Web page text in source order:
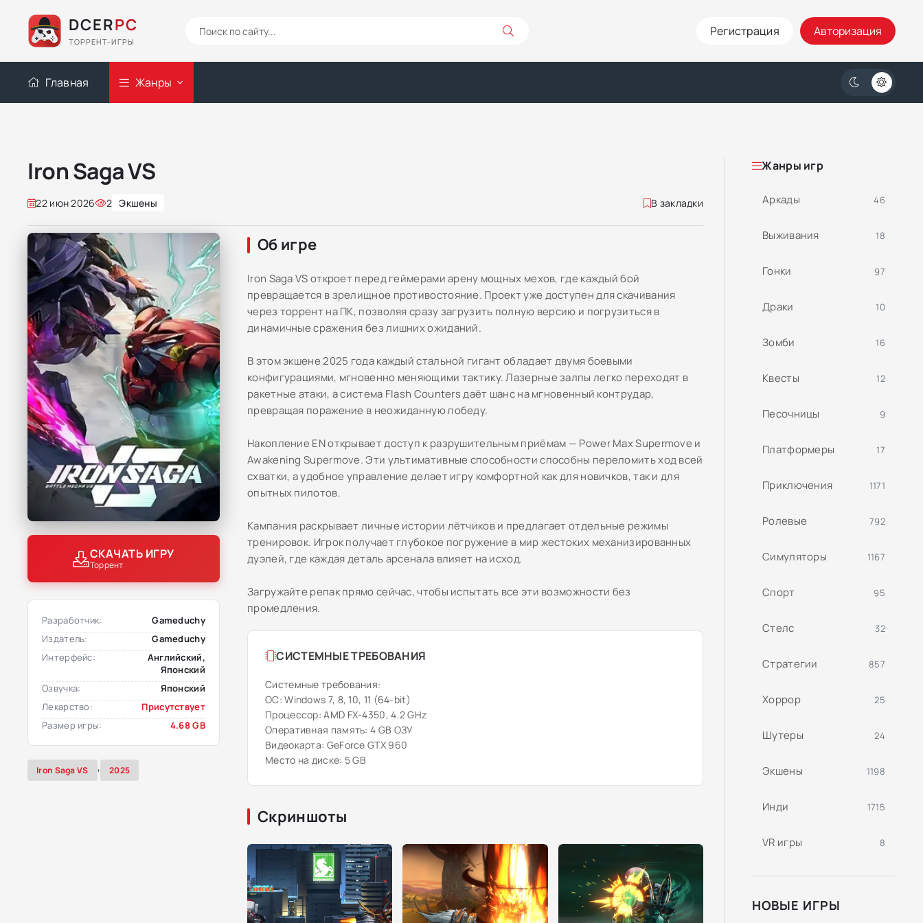
DCERPC
ТОРРЕНТ-ИГРЫ
Регистрация Авторизация
Главная Жанры
Iron Saga VS
22 июн 2026 2 Экшены В закладки
СКАЧАТЬ ИГРУ
Торрент
Разработчик:
Gameduchy
Издатель:
Gameduchy
Интерфейс:
Английский,
Японский
Озвучка:
Японский
Лекарство:
Присутствует
Размер игры:
4.68 GB
Iron Saga VS , 2025
Об игре
Iron Saga VS откроет перед геймерами арену мощных мехов, где каждый бой
превращается в зрелищное противостояние. Проект уже доступен для скачивания
через торрент на ПК, позволяя сразу загрузить полную версию и погрузиться в
динамичные сражения без лишних ожиданий.
В этом экшене 2025 года каждый стальной гигант обладает двумя боевыми
конфигурациями, мгновенно меняющими тактику. Лазерные залпы легко переходят в
ракетные атаки, а система Flash Counters даёт шанс на мгновенный контрудар,
превращая поражение в неожиданную победу.
Накопление EN открывает доступ к разрушительным приёмам — Power Max Supermove и
Awakening Supermove. Эти ультимативные способности способны переломить ход всей
схватки, а удобное управление делает игру комфортной как для новичков, так и для
опытных пилотов.
Кампания раскрывает личные истории лётчиков и предлагает отдельные режимы
тренировок. Игрок получает глубокое погружение в мир жестоких механизированных
дуэлей, где каждая деталь арсенала влияет на исход.
Загружайте репак прямо сейчас, чтобы испытать все эти возможности без
промедления.
СИСТЕМНЫЕ ТРЕБОВАНИЯ
Системные требования:
ОС: Windows 7, 8, 10, 11 (64-bit)
Процессор: AMD FX-4350, 4.2 GHz
Оперативная память: 4 GB ОЗУ
Видеокарта: GeForce GTX 960
Место на диске: 5 GB
Скриншоты
Жанры игр
Аркады 46
Выживания 18
Гонки 97
Драки 10
Зомби 16
Квесты 12
Песочницы 9
Платформеры 17
Приключения 1171
Ролевые 792
Симуляторы 1167
Спорт 95
Стелс 32
Стратегии 857
Хоррор 25
Шутеры 24
Экшены 1198
Инди 1715
VR игры 8
НОВЫЕ ИГРЫ